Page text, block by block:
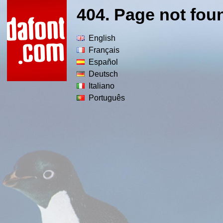
404. Page not
English
Français
Español
Deutsch
Italiano
Português